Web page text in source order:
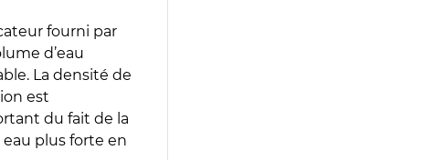
fourni par
d’eau
La densité de
est
du fait de la
plus forte en